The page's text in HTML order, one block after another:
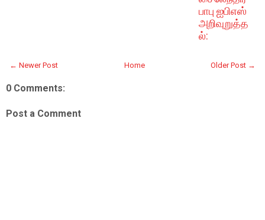
பாபு ஐபிஎஸ்
அறிவுறுத்த
ல்:
← Newer Post Older Post →
Home
0 Comments:
Post a Comment